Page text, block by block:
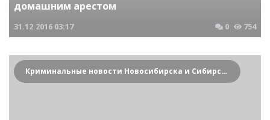
домашним арестом
31.12.2016 03:17 0 754
Криминальные новости Новосибирска и Сибирского региона